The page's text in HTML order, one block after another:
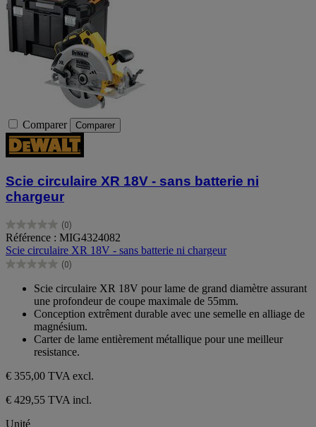
Comparer Comparer
Scie circulaire XR 18V - sans batterie ni
chargeur
(0)
0.0
sur
5
étoiles.
Référence : MIG4324082
Scie circulaire XR 18V - sans batterie ni chargeur
(0)
0.0
étoiles.
Scie circulaire XR 18V pour lame de grand diamètre assurant
une profondeur de coupe maximale de 55mm.
Conception extrêment durable avec une semelle en alliage de
magnésium.
Carter de lame entièrement métallique pour une meilleur
resistance.
€ 355,00 TVA excl.
€ 429,55 TVA incl.
Unité